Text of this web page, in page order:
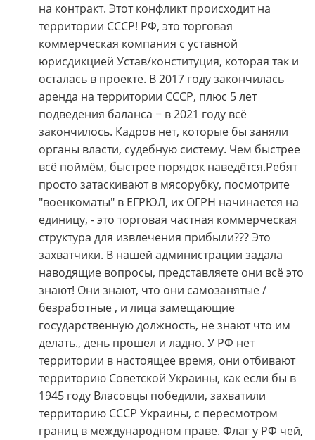
на контракт. Этот конфликт происходит на
территории СССР! РФ, это торговая
коммерческая компания с уставной
юрисдикцией Устав/конституция, которая так и
осталась в проекте. В 2017 году закончилась
аренда на территории СССР, плюс 5 лет
подведения баланса = в 2021 году всё
закончилось. Кадров нет, которые бы заняли
органы власти, судебную систему. Чем быстрее
всё поймём, быстрее порядок наведётся.Ребят
просто затаскивают в мясорубку, посмотрите
"военкоматы" в ЕГРЮЛ, их ОГРН начинается на
единицу, - это торговая частная коммерческая
структура для извлечения прибыли??? Это
захватчики. В нашей администрации задала
наводящие вопросы, представляете они всё это
знают! Они знают, что они самозанятые /
безработные , и лица замещающие
государственную должность, не знают что им
делать., день прошел и ладно. У РФ нет
территории в настоящее время, они отбивают
территорию Советской Украины, как если бы в
1945 году Власовцы победили, захватили
территорию СССР Украины, с пересмотром
границ в международном праве. Флаг у РФ чей,